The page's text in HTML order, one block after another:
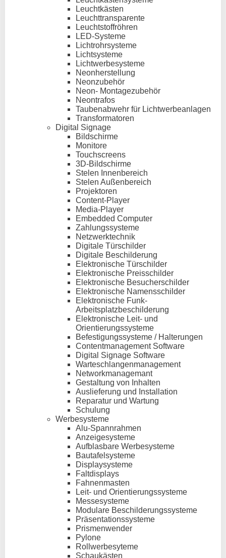
Leuchtkästen
Leuchttransparente
Leuchtstoffröhren
LED-Systeme
Lichtrohrsysteme
Lichtsysteme
Lichtwerbesysteme
Neonherstellung
Neonzubehör
Neon- Montagezubehör
Neontrafos
Taubenabwehr für Lichtwerbeanlagen
Transformatoren
Digital Signage
Bildschirme
Monitore
Touchscreens
3D-Bildschirme
Stelen Innenbereich
Stelen Außenbereich
Projektoren
Content-Player
Media-Player
Embedded Computer
Zahlungssysteme
Netzwerktechnik
Digitale Türschilder
Digitale Beschilderung
Elektronische Türschilder
Elektronische Preisschilder
Elektronische Besucherschilder
Elektronische Namensschilder
Elektronische Funk-
Arbeitsplatzbeschilderung
Elektronische Leit- und
Orientierungssysteme
Befestigungssysteme / Halterungen
Contentmanagement Software
Digital Signage Software
Warteschlangenmanagement
Networkmanagemant
Gestaltung von Inhalten
Auslieferung und Installation
Reparatur und Wartung
Schulung
Werbesysteme
Alu-Spannrahmen
Anzeigesysteme
Aufblasbare Werbesysteme
Bautafelsysteme
Displaysysteme
Faltdisplays
Fahnenmasten
Leit- und Orientierungssysteme
Messesysteme
Modulare Beschilderungssysteme
Präsentationssysteme
Prismenwender
Pylone
Rollwerbesyteme
Schaukästen